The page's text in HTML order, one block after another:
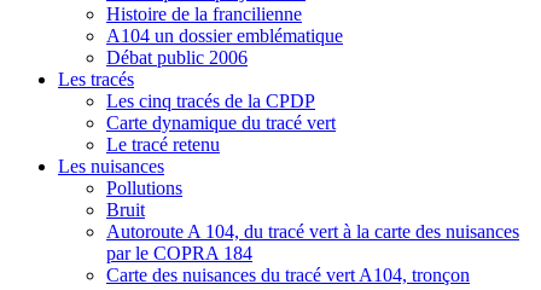
Histoire de la francilienne
A104 un dossier emblématique
Débat public 2006
Les tracés
Les cinq tracés de la CPDP
Carte dynamique du tracé vert
Le tracé retenu
Les nuisances
Pollutions
Bruit
Autoroute A 104, du tracé vert à la carte des nuisances
par le COPRA 184
Carte des nuisances du tracé vert A104, tronçon